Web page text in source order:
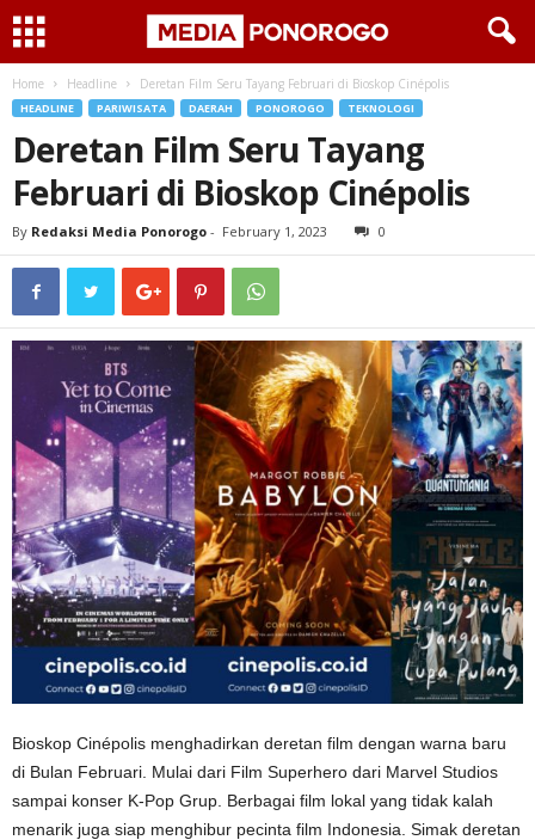
Home Headline Deretan Film Seru Tayang Februari di Bioskop Cinépolis
HEADLINE PARIWISATA DAERAH PONOROGO TEKNOLOGI
Deretan Film Seru Tayang
Februari di Bioskop Cinépolis
By Redaksi Media Ponorogo - February 1, 2023 0
Bioskop Cinépolis menghadirkan deretan film dengan warna baru
di Bulan Februari. Mulai dari Film Superhero dari Marvel Studios
sampai konser K-Pop Grup. Berbagai film lokal yang tidak kalah
menarik juga siap menghibur pecinta film Indonesia. Simak deretan